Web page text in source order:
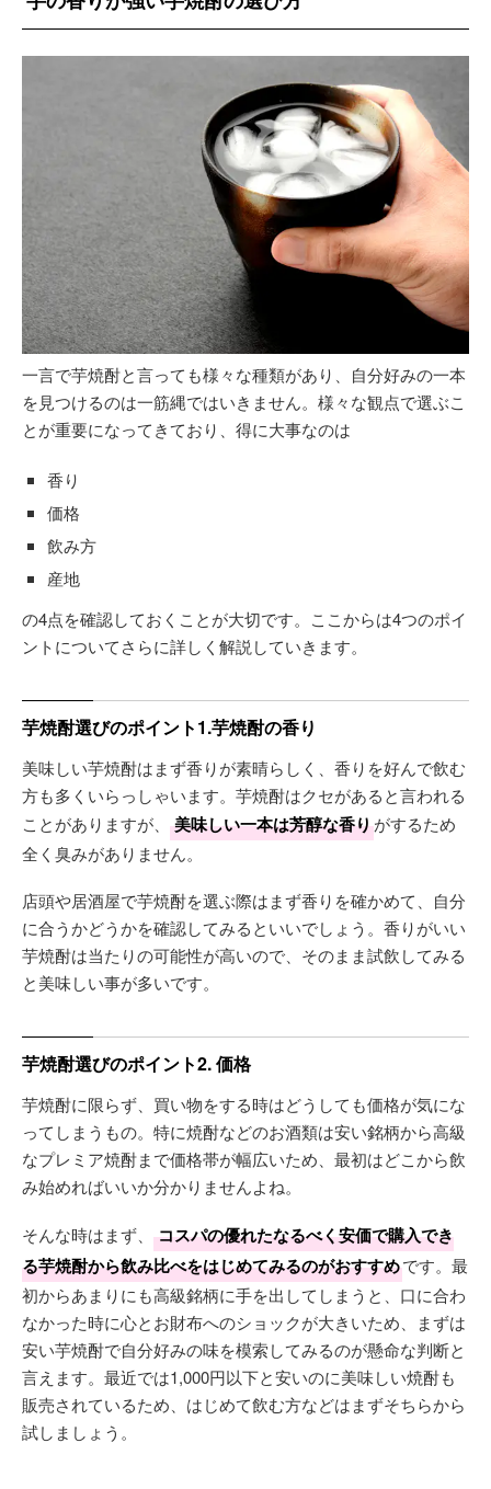
一言で芋焼酎と言っても様々な種類があり、自分好みの一本
を見つけるのは一筋縄ではいきません。様々な観点で選ぶこ
とが重要になってきており、得に大事なのは
香り
価格
飲み方
産地
の4点を確認しておくことが大切です。ここからは4つのポイ
ントについてさらに詳しく解説していきます。
芋焼酎選びのポイント1.芋焼酎の香り
美味しい芋焼酎はまず香りが素晴らしく、香りを好んで飲む
方も多くいらっしゃいます。芋焼酎はクセがあると言われる
ことがありますが、
美味しい一本は芳醇な香りがするため
全く臭みがありません。
店頭や居酒屋で芋焼酎を選ぶ際はまず香りを確かめて、自分
に合うかどうかを確認してみるといいでしょう。香りがいい
芋焼酎は当たりの可能性が高いので、そのまま試飲してみる
と美味しい事が多いです。
芋焼酎選びのポイント2. 価格
芋焼酎に限らず、買い物をする時はどうしても価格が気にな
ってしまうもの。特に焼酎などのお酒類は安い銘柄から高級
なプレミア焼酎まで価格帯が幅広いため、最初はどこから飲
み始めればいいか分かりませんよね。
そんな時はまず、
コスパの優れたなるべく安価で購入でき
る芋焼酎から飲み比べをはじめてみるのがおすすめです。最
初からあまりにも高級銘柄に手を出してしまうと、口に合わ
なかった時に心とお財布へのショックが大きいため、まずは
安い芋焼酎で自分好みの味を模索してみるのが懸命な判断と
言えます。最近では1,000円以下と安いのに美味しい焼酎も
販売されているため、はじめて飲む方などはまずそちらから
試しましょう。